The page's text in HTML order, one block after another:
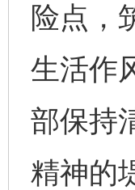
险点，
生活作
部保持
精神的